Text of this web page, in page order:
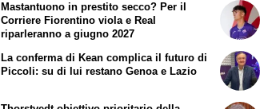
Mastantuono in prestito secco? Per il
Corriere Fiorentino viola e Real
riparleranno a giugno 2027
La conferma di Kean complica il futuro di
Piccoli: su di lui restano Genoa e Lazio